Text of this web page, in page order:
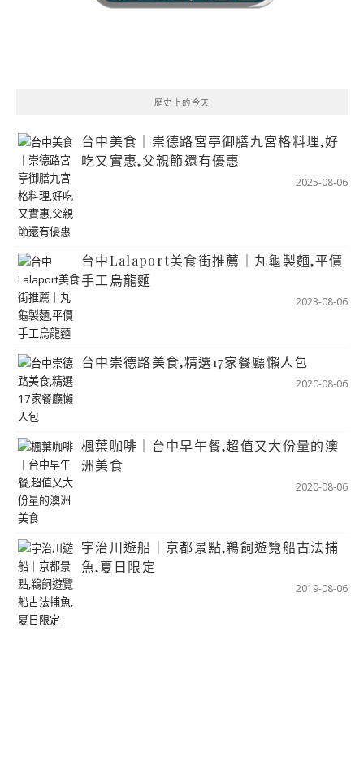
歷史上的今天
台中美食｜崇德路宮亭御膳九宮格料理,好
吃又實惠,父親節還有優惠
2025-08-06
台中Lalaport美食街推薦｜丸龜製麵,平價
手工烏龍麵
2023-08-06
台中崇德路美食,精選17家餐廳懶人包
2020-08-06
楓葉咖啡｜台中早午餐,超值又大份量的澳
洲美食
2020-08-06
宇治川遊船｜京都景點,鵜飼遊覽船古法捕
魚,夏日限定
2019-08-06